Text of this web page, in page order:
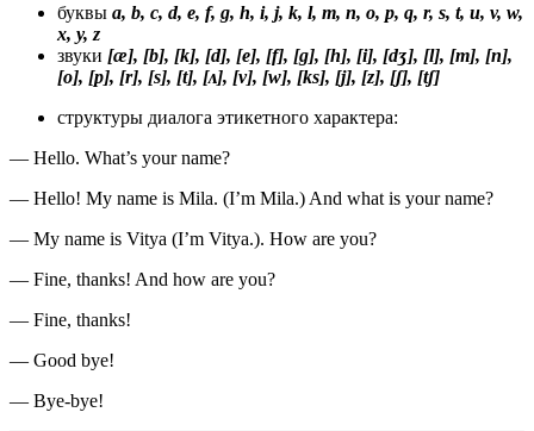
буквы a, b, c, d, e, f, g, h, i, j, k, l, m, n, o, p, q, r, s, t, u, v, w,
x, y, z
звуки [æ], [b], [k], [d], [e], [f], [g], [h], [i], [dʒ], [l], [m], [n],
[o], [p], [r], [s], [t], [ᴧ], [v], [w], [ks], [j], [z], [ʃ], [tʃ]
структуры диалога этикетного характера:
— Hello. What’s your name?
— Hello! My name is Mila. (I’m Mila.) And what is your name?
— My name is Vitya (I’m Vitya.). How are you?
— Fine, thanks! And how are you?
— Fine, thanks!
— Good bye!
— Bye-bye!